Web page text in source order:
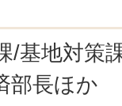
/基地対策
部長ほか